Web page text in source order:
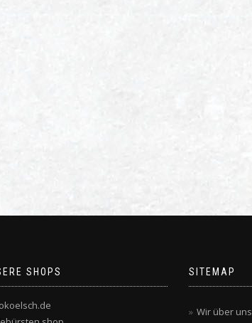
SHOPS SITEMAP
Wir über uns